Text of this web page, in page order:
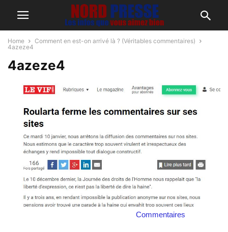
Home
Comment en est-on arrivé là ? (Véritables commentaires)
4azeze4
4azeze4
Commentaires